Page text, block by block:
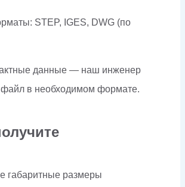
STEP, IGES, DWG (по
данные — наш инженер
в необходимом формате.
габаритные размеры